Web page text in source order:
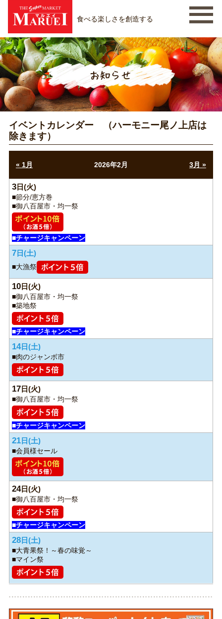
食べる楽しさを創造する
イベントカレンダー （ハーモニー尾ノ上店は
除きます）
« 1月 2026年2月 3月 »
3日
■節分/恵方巻
■御八百屋市・均一祭
■チャージキャンペーン
7日
■大漁祭
10日
■御八百屋市・均一祭
■築地祭
■チャージキャンペーン
14日
■肉のジャンボ市
17日
■御八百屋市・均一祭
■チャージキャンペーン
21日
■会員様セール
24日
■御八百屋市・均一祭
■チャージキャンペーン
28日
■大青果祭！～春の味覚～
■マイン祭